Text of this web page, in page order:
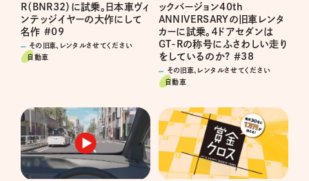
R（BNR32）に試乗。日本車ヴィ
ンテッジイヤーの大作にして
名作 #09
その旧車、レンタルさせてください
自動車
ックバージョン40th
ANNIVERSARYの旧車レンタ
カーに試乗。４ドアセダンは
GT-Rの称号にふさわしい走り
をしているのか? ＃38
その旧車、レンタルさせてください
自動車